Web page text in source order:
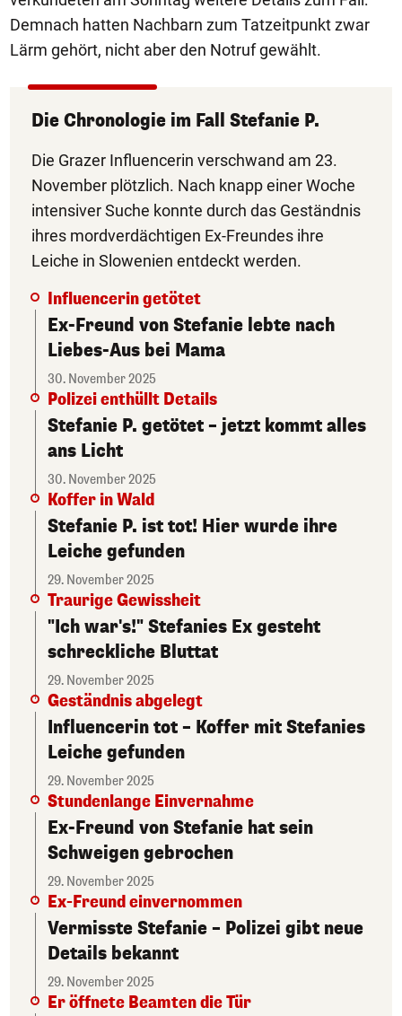
Demnach hatten Nachbarn zum Tatzeitpunkt zwar
Lärm gehört, nicht aber den Notruf gewählt.
Die Chronologie im Fall Stefanie P.
Die Grazer Influencerin verschwand am 23.
November plötzlich. Nach knapp einer Woche
intensiver Suche konnte durch das Geständnis
ihres mordverdächtigen Ex-Freundes ihre
Leiche in Slowenien entdeckt werden.
Influencerin getötet
Ex-Freund von Stefanie lebte nach
Liebes-Aus bei Mama
30. November 2025
Polizei enthüllt Details
Stefanie P. getötet – jetzt kommt alles
ans Licht
30. November 2025
Koffer in Wald
Stefanie P. ist tot! Hier wurde ihre
Leiche gefunden
29. November 2025
Traurige Gewissheit
"Ich war's!" Stefanies Ex gesteht
schreckliche Bluttat
29. November 2025
Geständnis abgelegt
Influencerin tot – Koffer mit Stefanies
Leiche gefunden
29. November 2025
Stundenlange Einvernahme
Ex-Freund von Stefanie hat sein
Schweigen gebrochen
29. November 2025
Ex-Freund einvernommen
Vermisste Stefanie – Polizei gibt neue
Details bekannt
29. November 2025
Er öffnete Beamten die Tür